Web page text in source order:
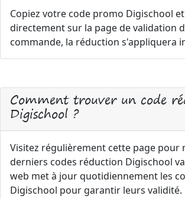
Copiez votre code promo Digischool
directement sur la page de validation
commande, la réduction s'appliquera
Comment trouver un code
Digischool ?
Visitez régulièrement cette page pour
derniers codes réduction Digischool
web met à jour quotidiennement les
Digischool pour garantir leurs validité.